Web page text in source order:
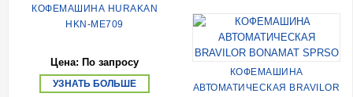
КОФЕМАШИНА HURAKAN
HKN-ME709
Цена: По запросу
УЗНАТЬ БОЛЬШЕ
КОФЕМАШИНА
АВТОМАТИЧЕСКАЯ BRAVILOR